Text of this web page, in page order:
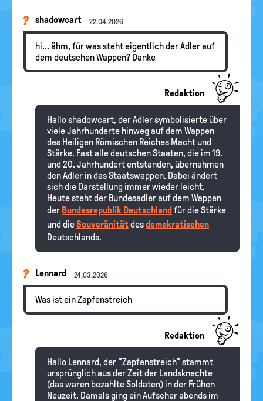
shadowcart 22.04.2026
hi... ähm, für was steht eigentlich der Adler auf
dem deutschen Wappen? Danke
Redaktion
Hallo shadowcart, der Adler symbolisierte über
viele Jahrhunderte hinweg auf dem Wappen
des Heiligen Römischen Reiches Macht und
Stärke. Fast alle deutschen Staaten, die im 19.
und 20. Jahrhundert entstanden, übernahmen
den Adler in das Staatswappen. Dabei ändert
sich die Darstellung immer wieder leicht.
Heute steht der Bundesadler auf dem Wappen
der Bundesrepublik Deutschland für die Stärke
und dieSouveränitätdesdemokratischen
Deutschlands.
Lennard 24.03.2026
Was ist ein Zapfenstreich
Redaktion
Hallo Lennard, der "Zapfenstreich" stammt
ursprünglich aus der Zeit der Landsknechte
(das waren bezahlte Soldaten) in der Frühen
Neuzeit. Damals ging ein Aufseher abends im